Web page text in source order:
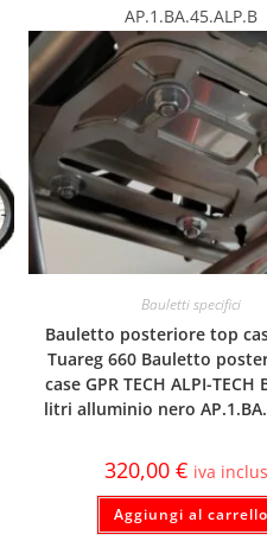
AP.1.BA.45.ALP.B
Bauletti specifici
Bauletto posteriore top
Tuareg 660 Bauletto
case GPR TECH ALPI-TECH
litri alluminio nero
320,00 € iva
Aggiungi al carrello